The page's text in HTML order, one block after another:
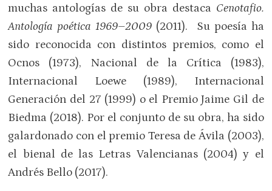
muchas antologías de su obra destaca Cenotafio.
Antología poética 1969–2009 (2011). Su poesía ha
sido reconocida con distintos premios, como el
Ocnos (1973), Nacional de la Crítica (1983),
Internacional Loewe (1989), Internacional
Generación del 27 (1999) o el Premio Jaime Gil de
Biedma (2018). Por el conjunto de su obra, ha sido
galardonado con el premio Teresa de Ávila (2003),
el bienal de las Letras Valencianas (2004) y el
Andrés Bello (2017).